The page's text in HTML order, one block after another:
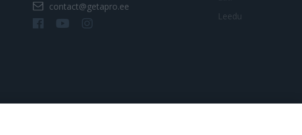
contact@getapro.ee
Leedu